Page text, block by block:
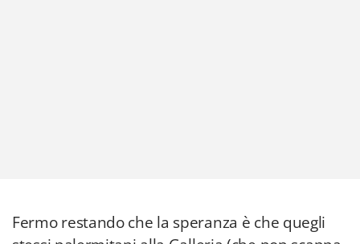
Fermo restando che la speranza è che quegli